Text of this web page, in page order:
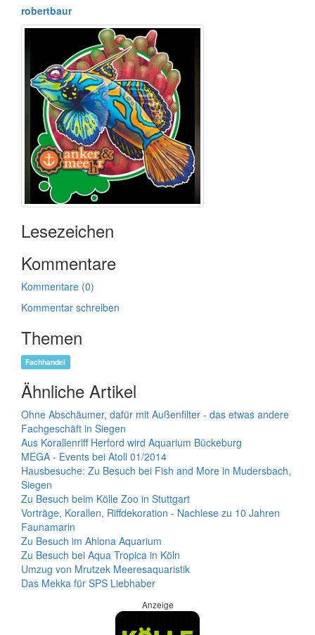
robertbaur
Lesezeichen
Kommentare
Kommentare (0)
Kommentar schreiben
Themen
Fachhandel
Ähnliche Artikel
Ohne Abschäumer, dafür mit Außenfilter - das etwas andere
Fachgeschäft in Siegen
Aus Korallenriff Herford wird Aquarium Bückeburg
MEGA - Events bei Atoll 01/2014
Hausbesuche: Zu Besuch bei Fish and More in Mudersbach,
Siegen
Zu Besuch beim Kölle Zoo in Stuttgart
Vorträge, Korallen, Riffdekoration - Nachlese zu 10 Jahren
Faunamarin
Zu Besuch im Ahlona Aquarium
Zu Besuch bei Aqua Tropica in Köln
Umzug von Mrutzek Meeresaquaristik
Das Mekka für SPS Liebhaber
Anzeige